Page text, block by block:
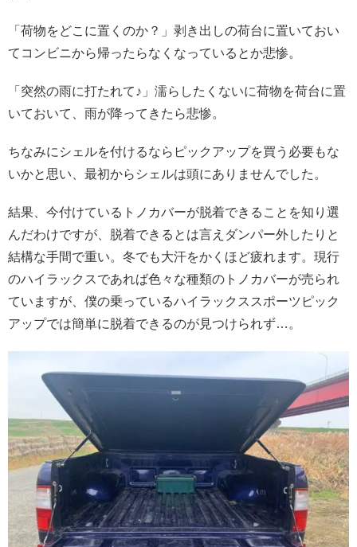
「荷物をどこに置くのか？」剥き出しの荷台に置いておい
てコンビニから帰ったらなくなっているとか悲惨。
「突然の雨に打たれて♪」濡らしたくないに荷物を荷台に置
いておいて、雨が降ってきたら悲惨。
ちなみにシェルを付けるならピックアップを買う必要もな
いかと思い、最初からシェルは頭にありませんでした。
結果、今付けているトノカバーが脱着できることを知り選
んだわけですが、脱着できるとは言えダンパー外したりと
結構な手間で重い。冬でも大汗をかくほど疲れます。 現行
のハイラックスであれば色々な種類のトノカバーが売られ
ていますが、僕の乗っているハイラックススポーツピック
アップでは簡単に脱着できるのが見つけられず…。